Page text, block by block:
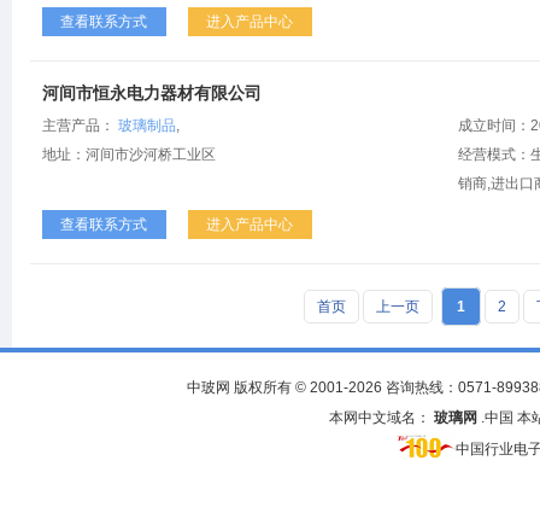
查看联系方式 进入产品中心
河间市恒永电力器材有限公司
主营产品： 玻璃制品,
地址：河间市沙河桥工业区
成立时间：
经营模式：
销商,进出口
查看联系方式 进入产品中心
首页 上一页 1 2
中玻网 版权所有 © 2001-2026 咨询热线：0571-
本网中文域名： 玻璃网 .中国 本
中国行业电